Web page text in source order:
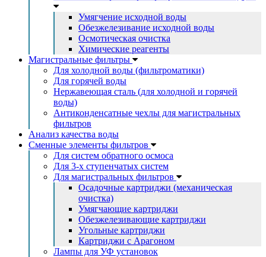
Умягчение исходной воды
Обезжелезивание исходной воды
Осмотическая очистка
Химические реагенты
Магистральные фильтры
Для холодной воды (фильтроматики)
Для горячей воды
Нержавеющая сталь (для холодной и горячей
воды)
Антиконденсатные чехлы для магистральных
фильтров
Анализ качества воды
Сменные элементы фильтров
Для систем обратного осмоса
Для 3-х ступенчатых систем
Для магистральных фильтров
Осадочные картриджи (механическая
очистка)
Умягчающие картриджи
Обезжелезивающие картриджи
Угольные картриджи
Картриджи с Арагоном
Лампы для УФ установок